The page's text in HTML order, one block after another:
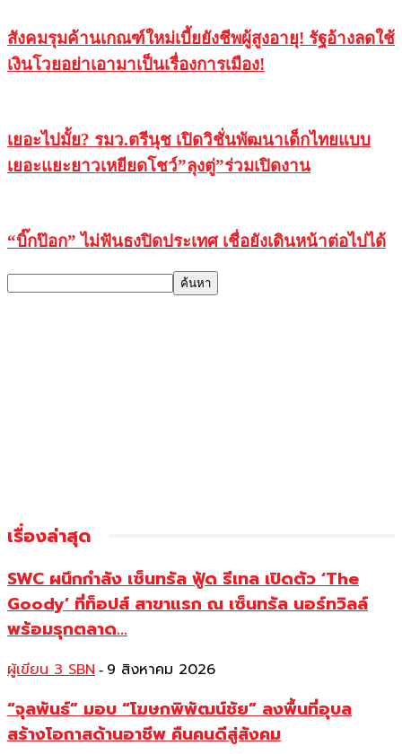
สังคมรุมค้านเกณฑ์ใหม่เบี้ยยังชีพผู้สูงอายุ! รัฐอ้างลดใช้
เงินโวยอย่าเอามาเป็นเรื่องการเมือง!
เยอะไปมั้ย? รมว.ตรีนุช เปิดวิชั่นพัฒนาเด็กไทยแบบ
เยอะแยะยาวเหยียดโชว์”ลุงตู่”ร่วมเปิดงาน
“บิ๊กป๊อก” ไม่ฟันธงปิดประเทศ เชื่อยังเดินหน้าต่อไปได้
เรื่องล่าสุด
SWC ผนึกกำลัง เซ็นทรัล ฟู้ด รีเทล เปิดตัว ‘The
Goody’ ที่ท็อปส์ สาขาแรก ณ เซ็นทรัล นอร์ทวิลล์
พร้อมรุกตลาด...
ผู้เขียน 3 SBN - 9 สิงหาคม 2026
“จุลพันธ์” มอบ “โฆษกพิพัฒน์ชัย” ลงพื้นที่อุบล
สร้างโอกาสด้านอาชีพ คืนคนดีสู่สังคม